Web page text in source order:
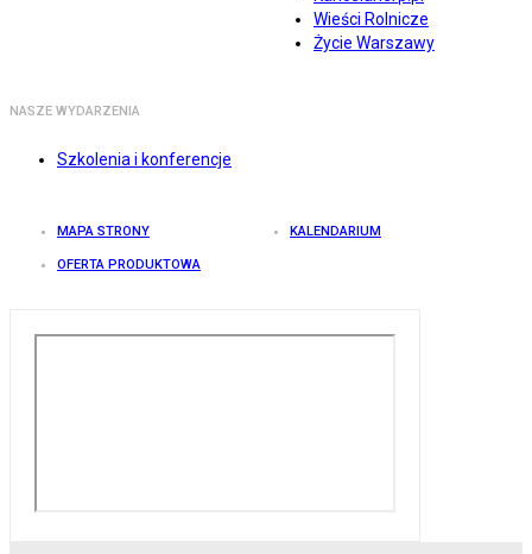
Wieści Rolnicze
Życie Warszawy
NASZE WYDARZENIA
Szkolenia i konferencje
MAPA STRONY KALENDARIUM
OFERTA PRODUKTOWA